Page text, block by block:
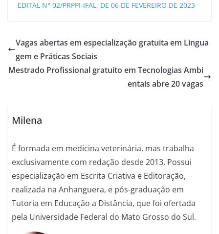
EDITAL N° 02/PRPPI-IFAL, DE 06 DE FEVEREIRO DE 2023
Vagas abertas em especialização gratuita em Lingua
gem e Práticas Sociais
Mestrado Profissional gratuito em Tecnologias Ambi
entais abre 20 vagas
Milena
É formada em medicina veterinária, mas trabalha
exclusivamente com redação desde 2013. Possui
especialização em Escrita Criativa e Editoração,
realizada na Anhanguera, e pós-graduação em
Tutoria em Educação a Distância, que foi ofertada
pela Universidade Federal do Mato Grosso do Sul.